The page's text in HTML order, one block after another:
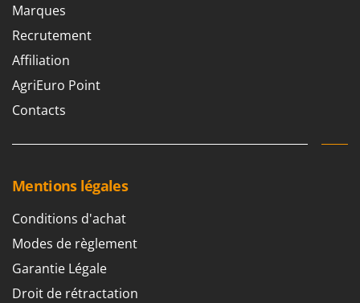
Oriental Koshin
Outdoorchef
P
Palazzetti
Palumbo Pavi
Partisani
Philips
Pramac
Prismafood
R
Marques
Recrutement
Affiliation
AgriEuro Point
Contacts
Mentions légales
Conditions d'achat
Modes de règlement
Garantie Légale
Droit de rétractation